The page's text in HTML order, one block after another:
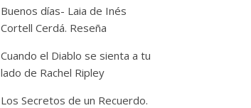
Buenos días- Laia de Inés
Cortell Cerdá. Reseña
Cuando el Diablo se sienta a tu
lado de Rachel Ripley
Los Secretos de un Recuerdo.